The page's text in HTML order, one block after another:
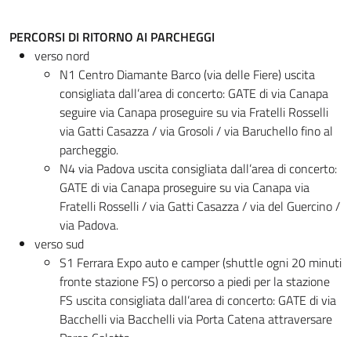
PERCORSI DI RITORNO AI PARCHEGGI
verso nord
N1 Centro Diamante Barco (via delle Fiere) uscita
consigliata dall’area di concerto: GATE di via Canapa
seguire via Canapa proseguire su via Fratelli Rosselli
via Gatti Casazza / via Grosoli / via Baruchello fino al
parcheggio.
N4 via Padova uscita consigliata dall’area di concerto:
GATE di via Canapa proseguire su via Canapa via
Fratelli Rosselli / via Gatti Casazza / via del Guercino /
via Padova.
verso sud
S1 Ferrara Expo auto e camper (shuttle ogni 20 minuti
fronte stazione FS) o percorso a piedi per la stazione
FS uscita consigliata dall’area di concerto: GATE di via
Bacchelli via Bacchelli via Porta Catena attraversare